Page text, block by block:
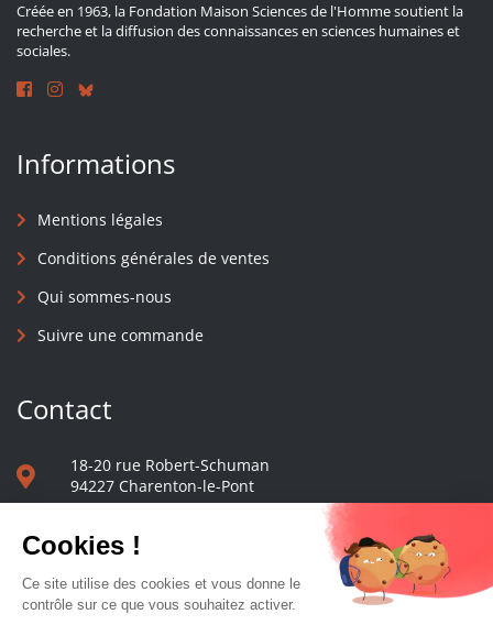
Créée en 1963, la Fondation Maison Sciences de l'Homme soutient la
recherche et la diffusion des connaissances en sciences humaines et
sociales.
Informations
Mentions légales
Conditions générales de ventes
Qui sommes-nous
Suivre une commande
Contact
18-20 rue Robert-Schuman
94227 Charenton-le-Pont